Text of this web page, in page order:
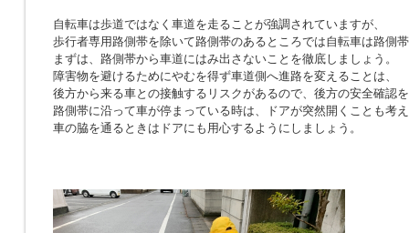
自転車は歩道ではなく車道を走ることが強調されていますが、
歩行者専用路側帯を除いて路側帯のあるところでは自転車は路側
まずは、路側帯から車道にはみ出さないことを徹底しましょう。
障害物を避けるためにやむを得ず車道側へ進路を変えることは、
後方から来る車との接触するリスクがあるので、後方の安全確認
路側帯に沿って車が停まっている時は、ドアが突然開くことも考
車の脇を通るときはドアにも用心するようにしましょう。